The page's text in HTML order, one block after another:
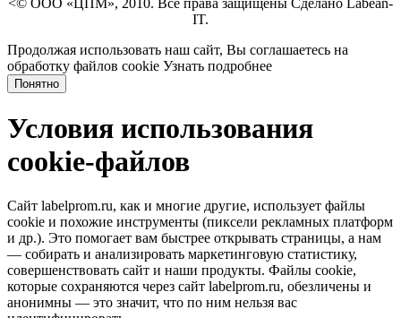
IT.
Продолжая использовать наш сайт, Вы соглашаетесь на
обработку файлов cookie Узнать подробнее
Понятно
Условия использования
cookie-файлов
Сайт labelprom.ru, как и многие другие, использует файлы
cookie и похожие инструменты (пиксели рекламных платформ
и др.). Это помогает вам быстрее открывать страницы, а нам
— собирать и анализировать маркетинговую статистику,
совершенствовать сайт и наши продукты. Файлы сookie,
которые сохраняются через сайт labelprom.ru, обезличены и
анонимны — это значит, что по ним нельзя вас